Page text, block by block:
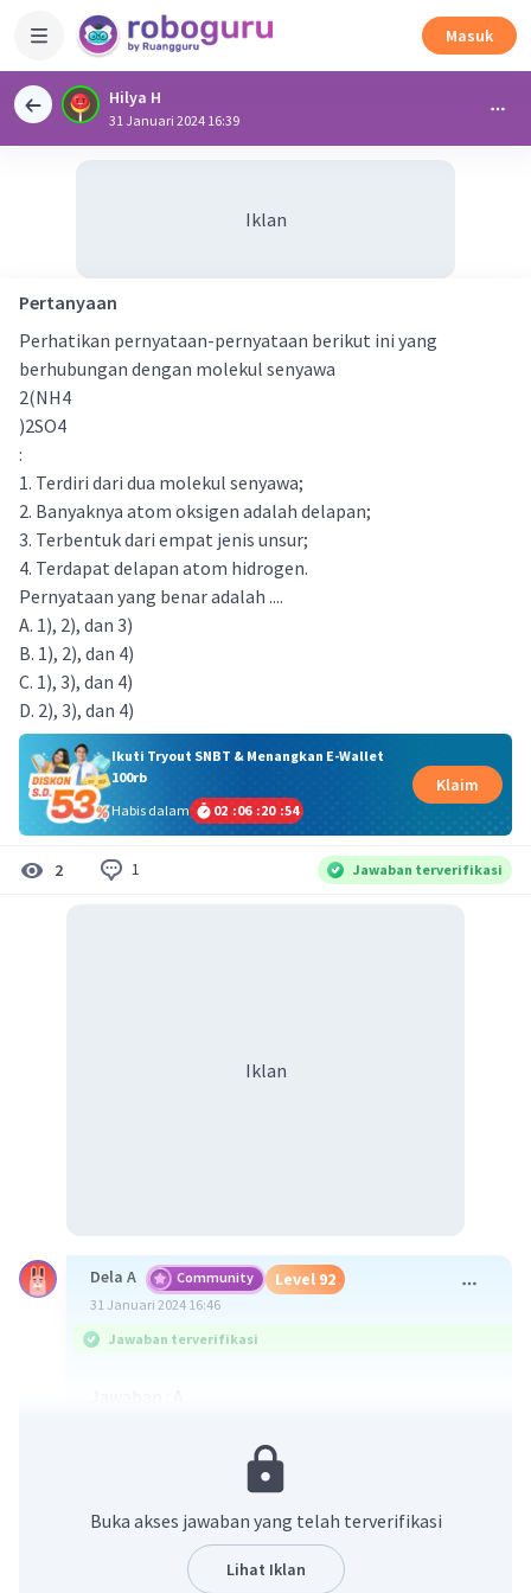
Masuk
Hilya H
31 Januari 2024 16:39
Iklan
Pertanyaan
Perhatikan pernyataan-pernyataan berikut ini yang
berhubungan dengan molekul senyawa
2(NH4
)2SO4
:
1. Terdiri dari dua molekul senyawa;
2. Banyaknya atom oksigen adalah delapan;
3. Terbentuk dari empat jenis unsur;
4. Terdapat delapan atom hidrogen.
Pernyataan yang benar adalah ....
A. 1), 2), dan 3)
B. 1), 2), dan 4)
C. 1), 3), dan 4)
D. 2), 3), dan 4)
Ikuti Tryout SNBT & Menangkan E-Wallet
100rb
Habis dalam
02 :06 :20 :53
Klaim
2 1 Jawaban terverifikasi
Iklan
Dela A Community Level 92
31 Januari 2024 16:46
Jawaban terverifikasi
Diketahui rumus molekul : 2(NH4)2SO4
Pada rumus tersebut diketahui bahwa :
- molekul tersebut merupakan molekul senyawa
- gabungan dari 4 buah unsur, yaitu N, H, S dan O
- terdapat 2 buah molekul (NH4)2SO4
Buka akses jawaban yang telah terverifikasi
Lihat Iklan